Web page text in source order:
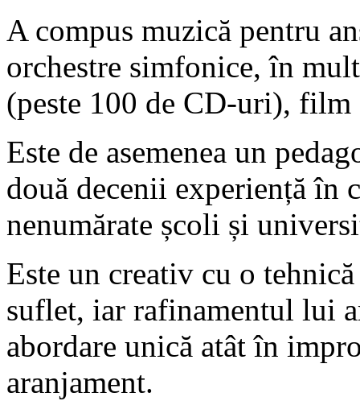
A compus muzică pentru
orchestre simfonice, în
(peste 100 de CD-uri),
Este de asemenea un
două decenii experiență în
nenumărate școli și
Este un creativ cu o
suflet, iar rafinamentul lui
abordare unică atât în
aranjament.